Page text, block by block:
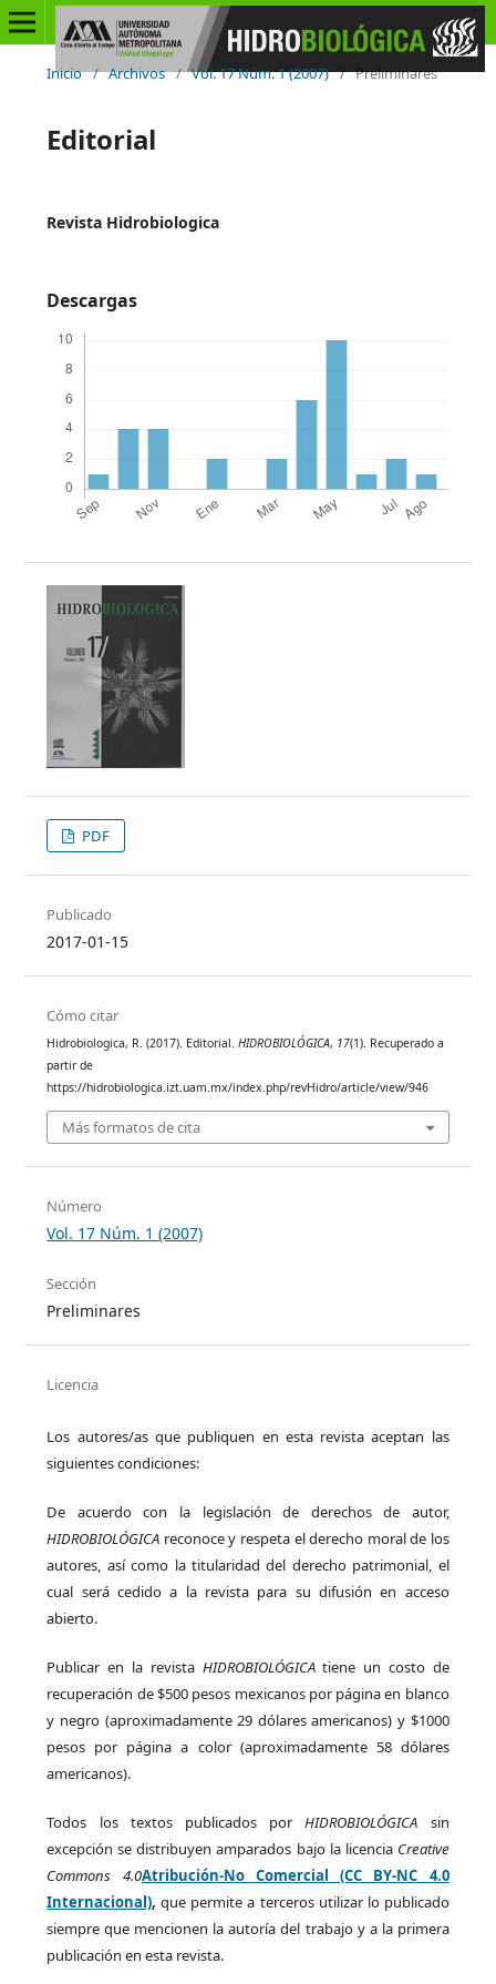
Inicio / Archivos / Vol. 17 Núm. 1 (2007) / Preliminares
Editorial
Revista Hidrobiologica
Descargas
PDF
Publicado
2017-01-15
Cómo citar
Hidrobiologica, R. (2017). Editorial.HIDROBIOLÓGICA, 17(1). Recuperado a
partir de
https://hidrobiologica.izt.uam.mx/index.php/revHidro/article/view/946
Más formatos de cita
Número
Vol. 17 Núm. 1 (2007)
Sección
Preliminares
Licencia
Los autores/as que publiquen en esta revista aceptan las
siguientes condiciones:
De acuerdo con la legislación de derechos de autor,
HIDROBIOLÓGICA reconoce y respeta el derecho moral de los
autores, así como la titularidad del derecho patrimonial, el
cual será cedido a la revista para su difusión en acceso
abierto.
Publicar en la revista HIDROBIOLÓGICAtiene un costo de
recuperación de $500 pesos mexicanos por página en blanco
y negro (aproximadamente 29 dólares americanos) y $1000
pesos por página a color (aproximadamente 58 dólares
americanos).
Todos los textos publicados porHIDROBIOLÓGICA sin
excepción se distribuyen amparados bajo la licencia Creative
Commons 4.0Atribución-No Comercial (CC BY-NC 4.0
Internacional),que permite a terceros utilizar lo publicado
siempre que mencionen la autoría del trabajo y a la primera
publicación en esta revista.